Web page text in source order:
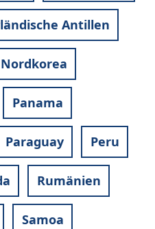
Antillen
Nordkorea
Panama
Paraguay Peru
Rumänien
Samoa